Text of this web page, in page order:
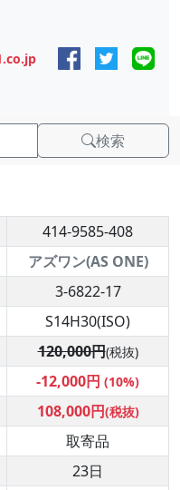
検索
414-9585-408
アズワン(AS ONE)
3-6822-17
S14H30(ISO)
120,000円(税抜)
-12,000円 (10%)
108,000円(税抜)
取寄品
23日